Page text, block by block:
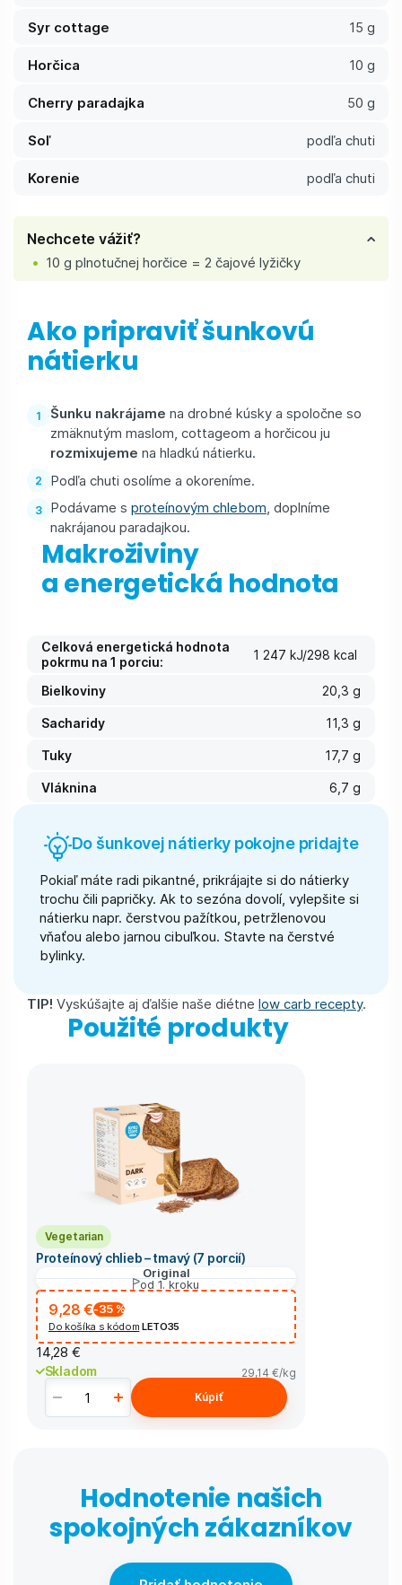
Syr cottage 15 g
Horčica 10 g
Cherry paradajka 50 g
Soľ podľa chuti
Korenie podľa chuti
Nechcete vážiť?
10 g plnotučnej horčice = 2 čajové lyžičky
Ako pripraviť šunkovú
nátierku
Šunku nakrájame na drobné kúsky a spoločne so
zmäknutým maslom, cottageom a horčicou ju
rozmixujeme na hladkú nátierku.
Podľa chuti osolíme a okoreníme.
Podávame s proteínovým chlebom, doplníme
nakrájanou paradajkou.
Makroživiny
a energetická hodnota
Celková energetická hodnota
pokrmu na 1 porciu:
1 247 kJ/298 kcal
Bielkoviny
20,3 g
Sacharidy
11,3 g
Tuky
17,7 g
Vláknina
6,7 g
Do šunkovej nátierky pokojne pridajte
Pokiaľ máte radi pikantné, prikrájajte si do nátierky
trochu čili papričky. Ak to sezóna dovolí, vylepšite si
nátierku napr. čerstvou pažítkou, petržlenovou
vňaťou alebo jarnou cibuľkou. Stavte na čerstvé
bylinky.
TIP! Vyskúšajte aj ďalšie naše diétne low carb recepty.
Použité produkty
Vegetarian
Proteínový chlieb – tmavý (7 porcií)
Original
od 1. kroku
9,28 €-35 %
Do košíka s kódom LETO35
14,28 €
Skladom 29,14 €/kg
Kúpiť
Hodnotenie našich
spokojných zákazníkov